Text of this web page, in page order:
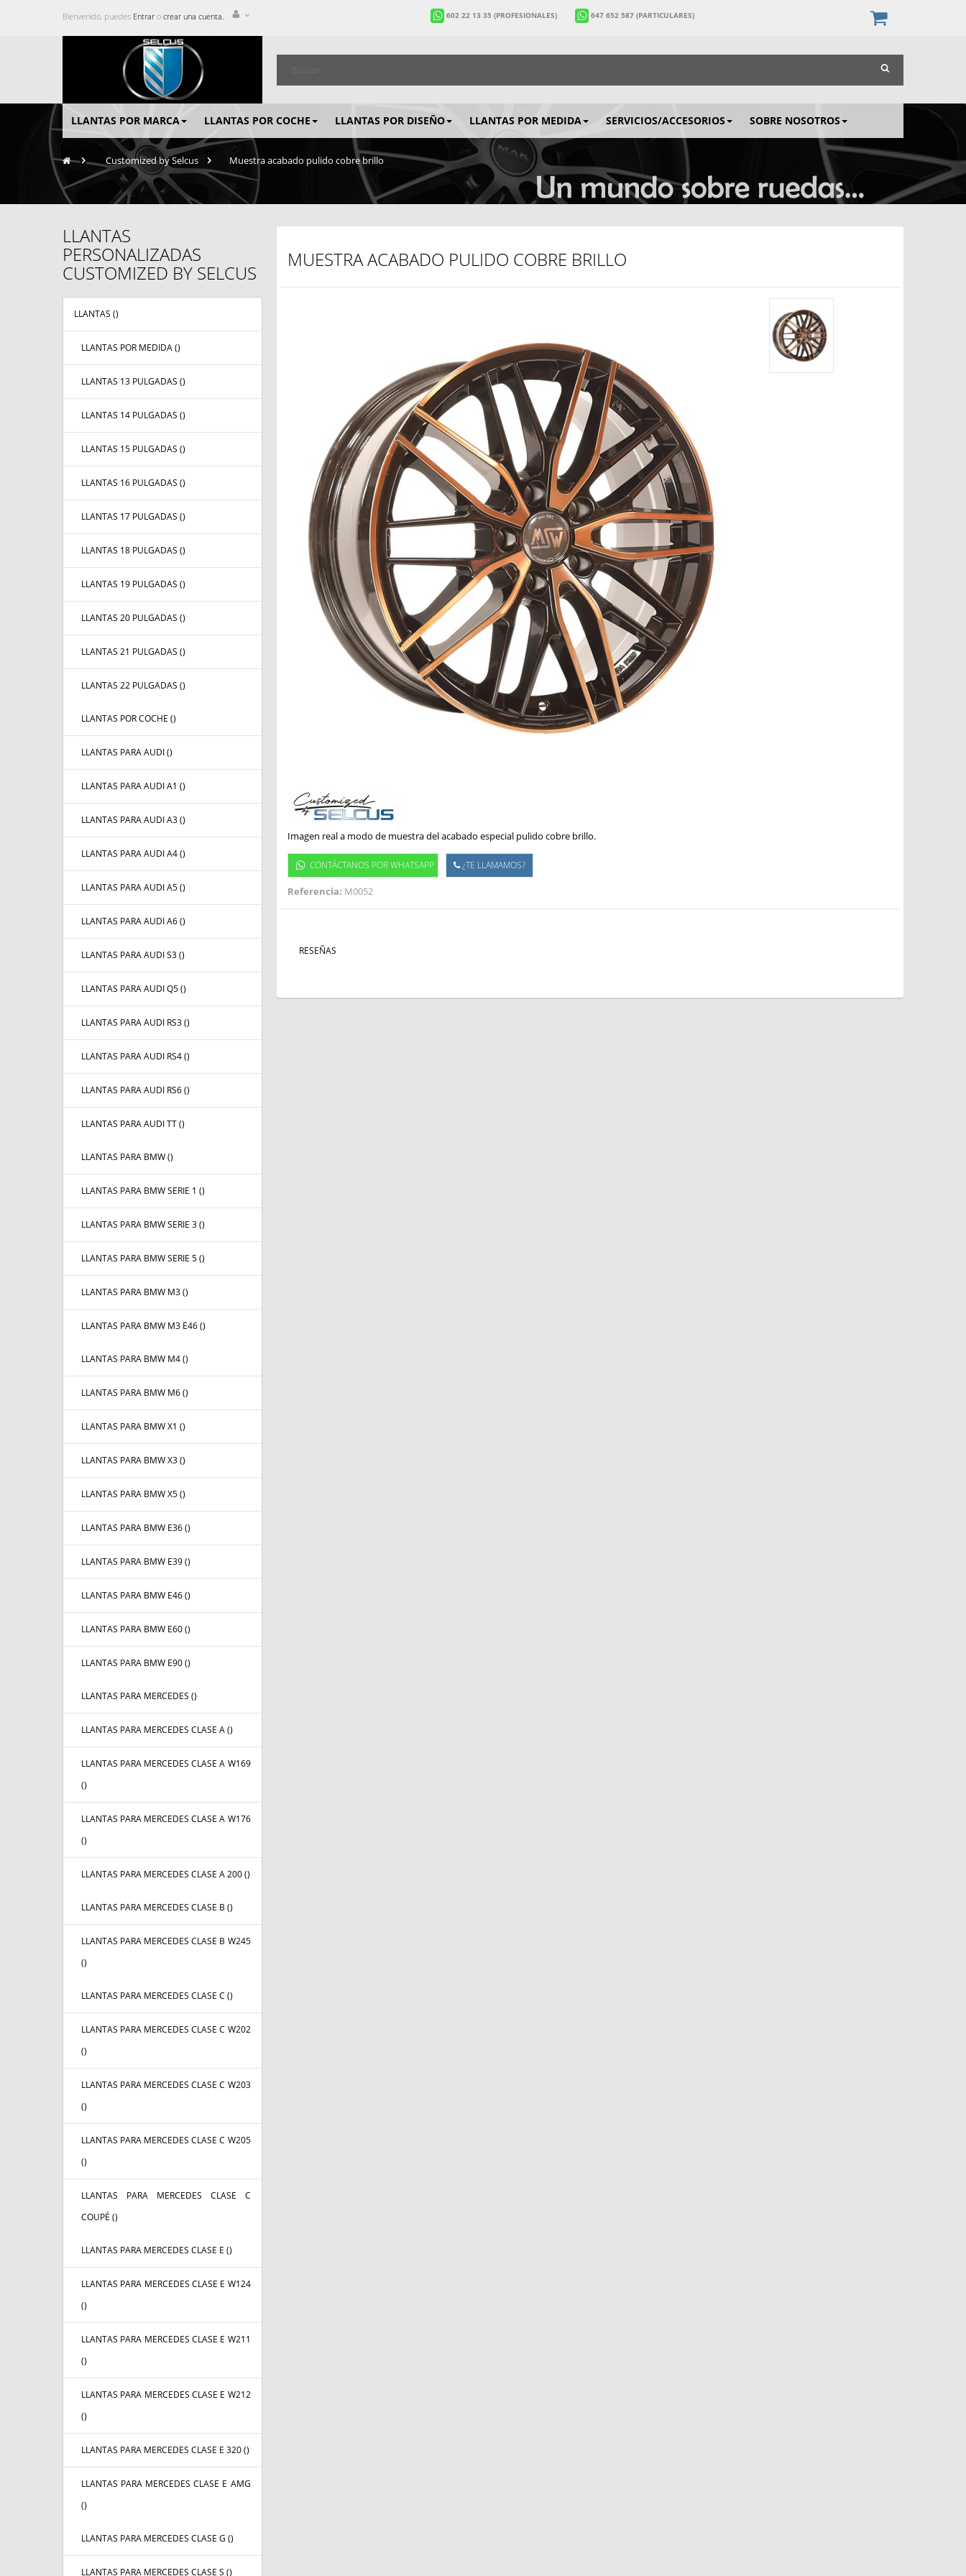
Bienvenido, puedes Entrar o crear una cuenta. 602 22 13 35(PROFESIONALES) 647 652 587(PARTICULARES)
LLANTAS POR MARCA LLANTAS POR COCHE LLANTAS POR DISEÑO LLANTAS POR MEDIDA SERVICIOS/ACCESORIOS SOBRE NOSOTROS
> Customized by Selcus Muestra acabado pulido cobre brillo
LLANTAS
PERSONALIZADAS
CUSTOMIZED BY SELCUS
LLANTAS ()
LLANTAS POR MEDIDA ()
LLANTAS 13 PULGADAS ()
LLANTAS 14 PULGADAS ()
LLANTAS 15 PULGADAS ()
LLANTAS 16 PULGADAS ()
LLANTAS 17 PULGADAS ()
LLANTAS 18 PULGADAS ()
LLANTAS 19 PULGADAS ()
LLANTAS 20 PULGADAS ()
LLANTAS 21 PULGADAS ()
LLANTAS 22 PULGADAS ()
LLANTAS POR COCHE ()
LLANTAS PARA AUDI ()
LLANTAS PARA AUDI A1 ()
LLANTAS PARA AUDI A3 ()
LLANTAS PARA AUDI A4 ()
LLANTAS PARA AUDI A5 ()
LLANTAS PARA AUDI A6 ()
LLANTAS PARA AUDI S3 ()
LLANTAS PARA AUDI Q5 ()
LLANTAS PARA AUDI RS3 ()
LLANTAS PARA AUDI RS4 ()
LLANTAS PARA AUDI RS6 ()
LLANTAS PARA AUDI TT ()
LLANTAS PARA BMW ()
LLANTAS PARA BMW SERIE 1 ()
LLANTAS PARA BMW SERIE 3 ()
LLANTAS PARA BMW SERIE 5 ()
LLANTAS PARA BMW M3 ()
LLANTAS PARA BMW M3 E46 ()
LLANTAS PARA BMW M4 ()
LLANTAS PARA BMW M6 ()
LLANTAS PARA BMW X1 ()
LLANTAS PARA BMW X3 ()
LLANTAS PARA BMW X5 ()
LLANTAS PARA BMW E36 ()
LLANTAS PARA BMW E39 ()
LLANTAS PARA BMW E46 ()
LLANTAS PARA BMW E60 ()
LLANTAS PARA BMW E90 ()
LLANTAS PARA MERCEDES ()
LLANTAS PARA MERCEDES CLASE A ()
LLANTAS PARA MERCEDES CLASE A W169
()
LLANTAS PARA MERCEDES CLASE A W176
()
LLANTAS PARA MERCEDES CLASE A 200 ()
LLANTAS PARA MERCEDES CLASE B ()
LLANTAS PARA MERCEDES CLASE B W245
()
LLANTAS PARA MERCEDES CLASE C ()
LLANTAS PARA MERCEDES CLASE C W202
()
LLANTAS PARA MERCEDES CLASE C W203
()
LLANTAS PARA MERCEDES CLASE C W205
()
LLANTAS PARA MERCEDES CLASE C
COUPÉ ()
LLANTAS PARA MERCEDES CLASE E ()
LLANTAS PARA MERCEDES CLASE E W124
()
LLANTAS PARA MERCEDES CLASE E W211
()
LLANTAS PARA MERCEDES CLASE E W212
()
LLANTAS PARA MERCEDES CLASE E 320 ()
LLANTAS PARA MERCEDES CLASE E AMG
()
LLANTAS PARA MERCEDES CLASE G ()
LLANTAS PARA MERCEDES CLASE S ()
MUESTRA ACABADO PULIDO COBRE BRILLO
Imagen real a modo de muestra del acabado especial pulido cobre brillo.
CONTÁCTANOS POR WHATSAPP ¿TE LLAMAMOS?
Referencia: M0052
RESEÑAS